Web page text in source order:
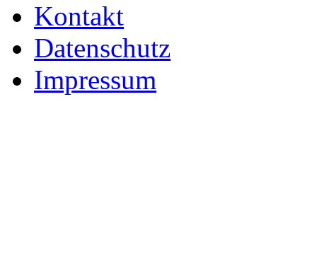
Kontakt
Datenschutz
Impressum